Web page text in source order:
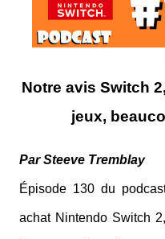
Notre avis Switch
jeux,
Par Steeve Tremblay
Épisode 130 du
achat Nintendo Switch